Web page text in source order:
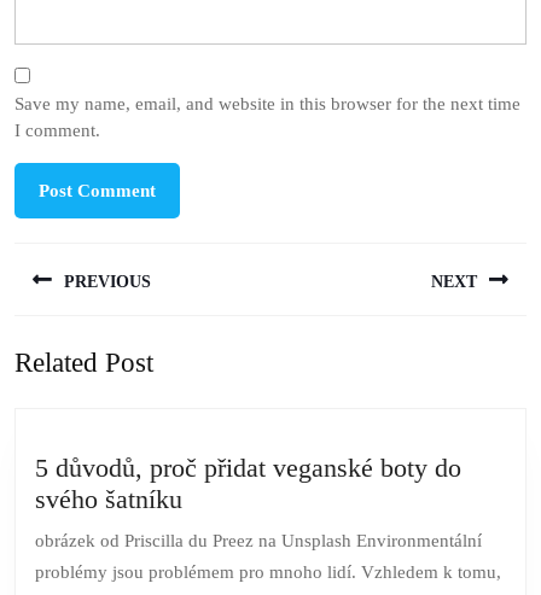
Save my name, email, and website in this browser for the next time
I comment.
navigation
PREVIOUS
post:
NEXT
Related Post
5 důvodů, proč přidat veganské boty do
svého šatníku
důvodů,
proč
obrázek od Priscilla du Preez na Unsplash Environmentální
problémy jsou problémem pro mnoho lidí. Vzhledem k tomu,